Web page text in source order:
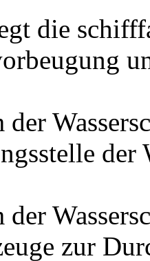
die
der
der
der
zur